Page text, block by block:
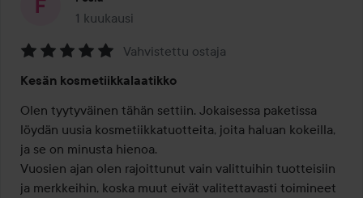
1 kuukausi
Viesti luotiin 1 kuukausi
5
/
5
Vahvistettu ostaja
Kesän kosmetiikkalaatikko
Olen tyytyväinen tähän settiin. Jokaisessa paketissa
löydän uusia kosmetiikkatuotteita, joita haluan kokeilla,
ja se on minusta hienoa.
Vuosien ajan olen rajoittunut vain valittuihin tuotteisiin
ja merkkeihin, koska muut eivät valitettavasti toimineet